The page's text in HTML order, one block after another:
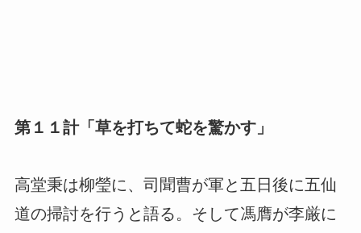
第１１計「草を打ちて蛇を驚かす」
高堂秉は柳瑩に、司聞曹が軍と五日後に五仙
道の掃討を行うと語る。そして馮膺が李厳に